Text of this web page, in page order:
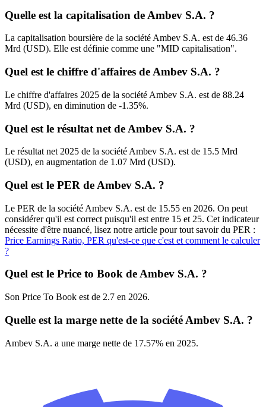
Quelle est la capitalisation de Ambev S.A. ?
La capitalisation boursière de la société Ambev S.A. est de 46.36
Mrd (USD). Elle est définie comme une "MID capitalisation".
Quel est le chiffre d'affaires de Ambev S.A. ?
Le chiffre d'affaires 2025 de la société Ambev S.A. est de 88.24
Mrd (USD), en diminution de -1.35%.
Quel est le résultat net de Ambev S.A. ?
Le résultat net 2025 de la société Ambev S.A. est de 15.5 Mrd
(USD), en augmentation de 1.07 Mrd (USD).
Quel est le PER de Ambev S.A. ?
Le PER de la société Ambev S.A. est de 15.55 en 2026. On peut
considérer qu'il est correct puisqu'il est entre 15 et 25. Cet indicateur
nécessite d'être nuancé, lisez notre article pour tout savoir du PER :
Price Earnings Ratio, PER qu'est-ce que c'est et comment le calculer
?
Quel est le Price to Book de Ambev S.A. ?
Son Price To Book est de 2.7 en 2026.
Quelle est la marge nette de la société Ambev S.A. ?
Ambev S.A. a une marge nette de 17.57% en 2025.